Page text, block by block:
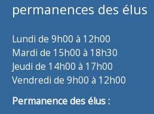
permanences des élus
Lundi de 9h00 à 12h00
Mardi de 15h00 à 18h30
Jeudi de 14h00 à 17h00
Vendredi de 9h00 à 12h00
Permanence des élus :